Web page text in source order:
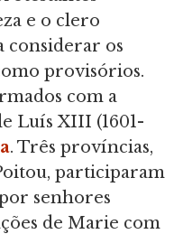
e o clero
considerar os
provisórios.
com a
Luís XIII (1601-
. Três províncias,
participaram
senhores
de Marie com